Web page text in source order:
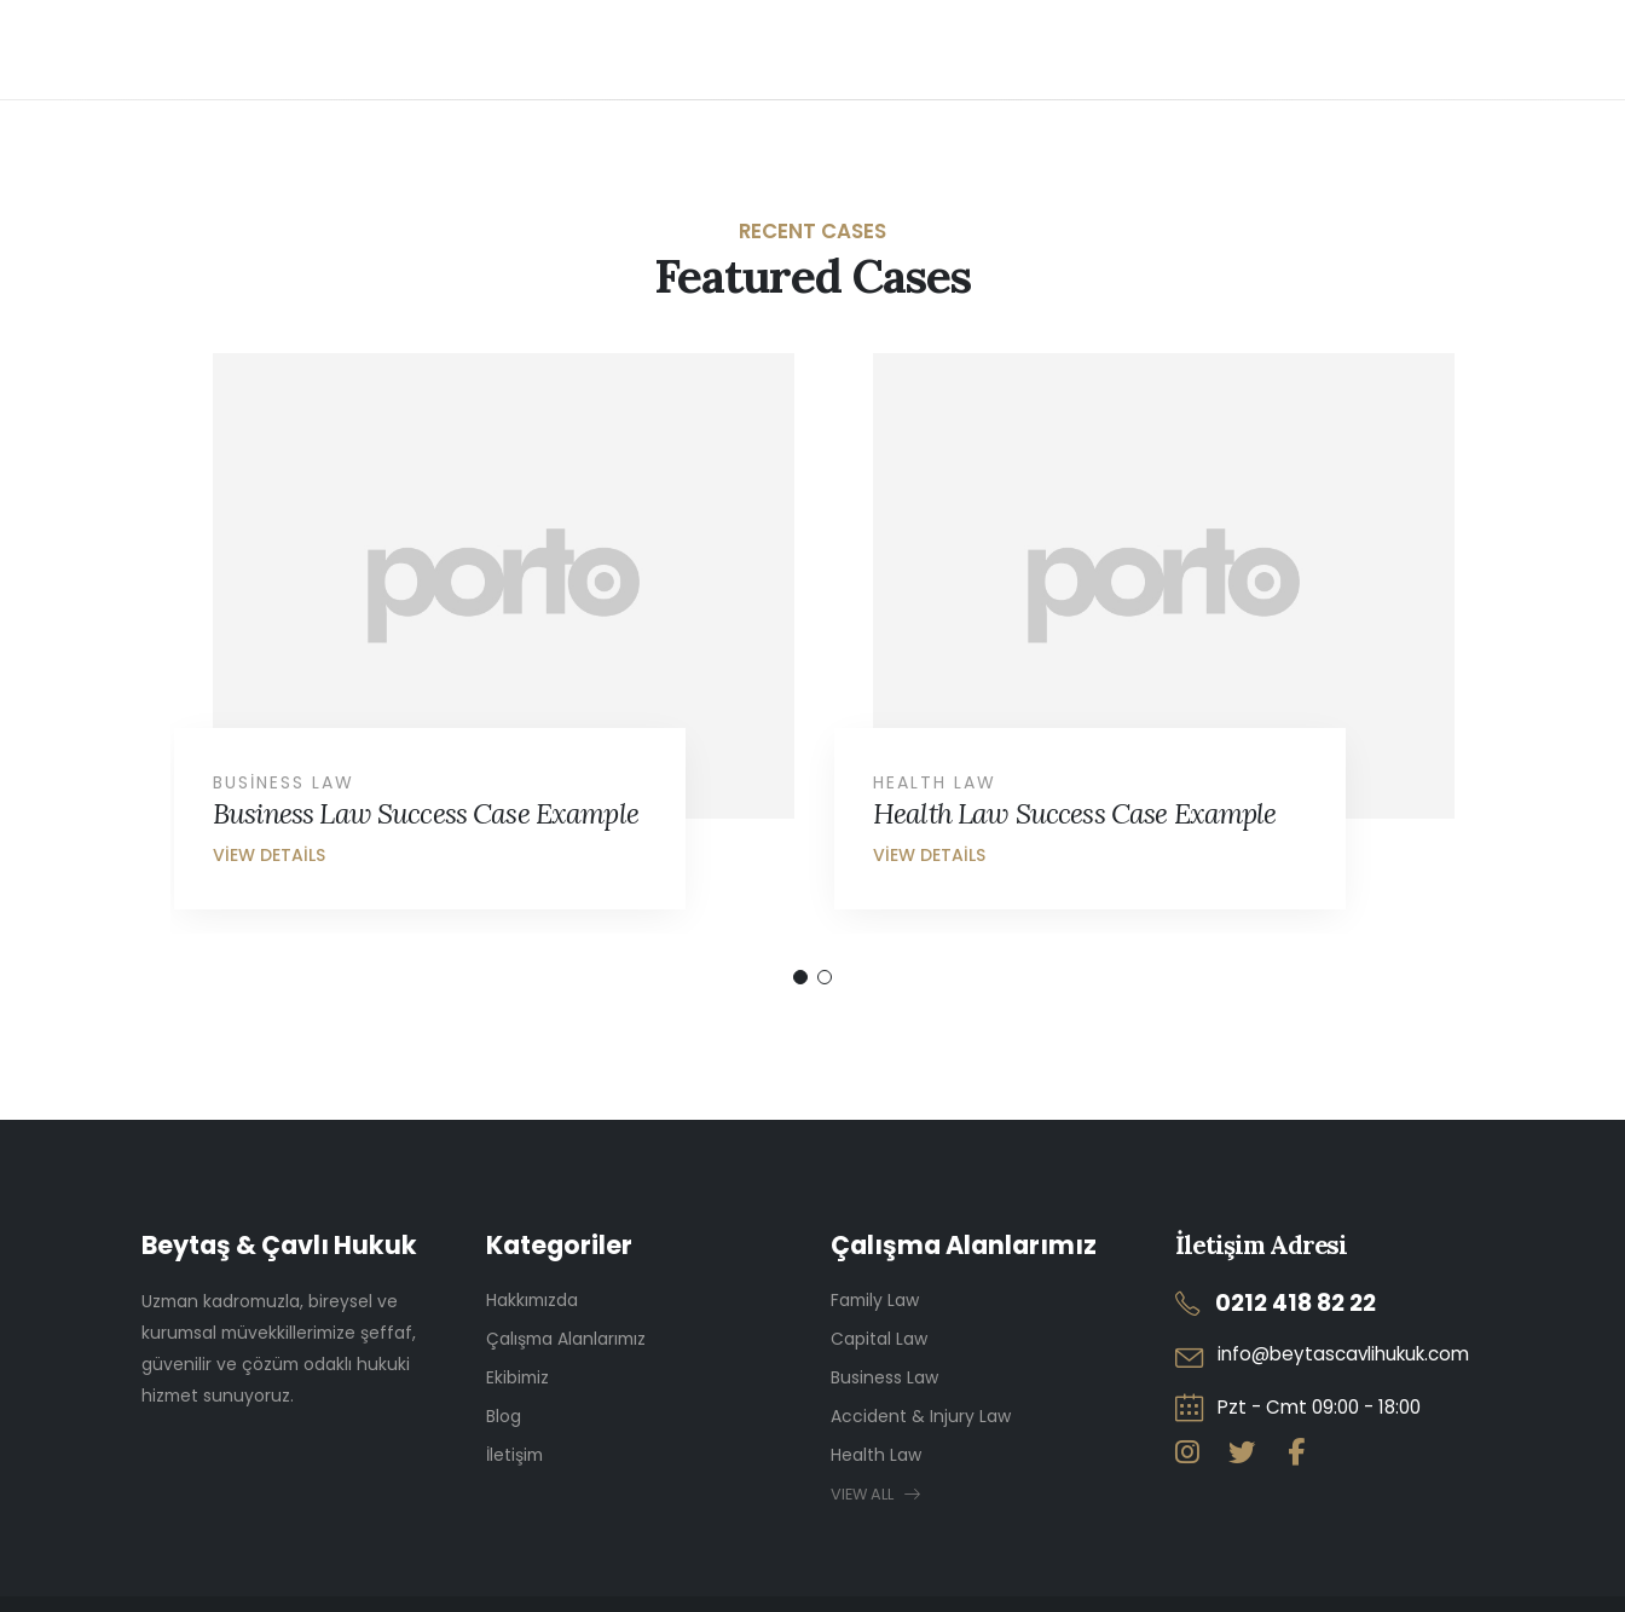
RECENT CASES
Featured Cases
Health Law Success Case Example
HEALTH LAW
Family Law Success Case Example
FAMILY LAW
Beytaş & Çavlı Hukuk
Uzman kadromuzla, bireysel ve
kurumsal müvekkillerimize şeffaf,
güvenilir ve çözüm odaklı hukuki
hizmet sunuyoruz.
Kategoriler
Hakkımızda
Çalışma Alanlarımız
Ekibimiz
Blog
İletişim
Çalışma Alanlarımız
Family Law
Capital Law
Business Law
Accident & Injury Law
Health Law
VIEW ALL
İletişim Adresi
0212 418 82 22
info@beytascavlihukuk.com
Pzt - Cmt 09:00 - 18:00